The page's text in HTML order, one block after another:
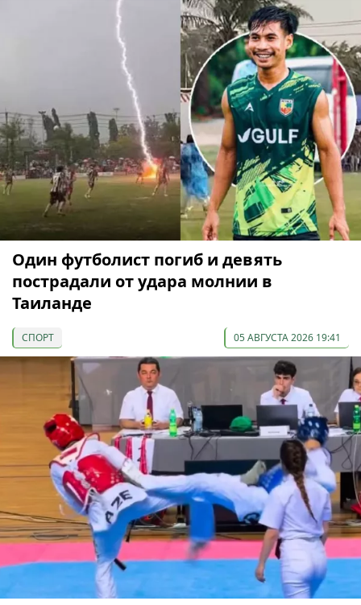
Один футболист погиб и девять
пострадали от удара молнии в
Таиланде
СПОРТ 05 АВГУСТА 2026 19:41